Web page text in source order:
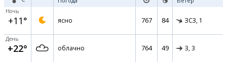
Ночь
+11° ясно 767 84 ЗСЗ, 1
День
+22° облачно 764 49 З, 3